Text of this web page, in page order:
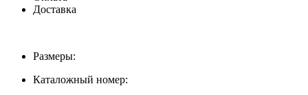
Доставка
Размеры:
Каталожный номер: